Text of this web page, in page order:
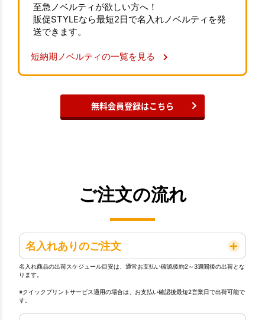
至急ノベルティが欲しい方へ！
販促STYLEなら最短2日で名入れノベルティを発
送できます。
短納期ノベルティの一覧を見る
無料会員登録はこちら
ご注文の流れ
名入れありのご注文
名入れ商品の出荷スケジュール目安は、通常お支払い確認後約2～3週間後の出荷とな
ります。
※クイックプリントサービス適用の場合は、お支払い確認後最短2営業日で出荷可能で
す。